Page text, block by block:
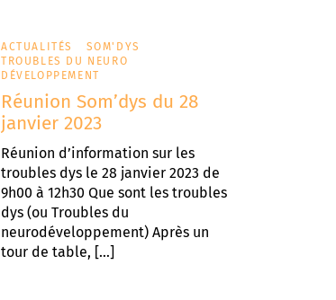
ACTUALITÉS
SOM'DYS
TROUBLES DU NEURO
DÉVELOPPEMENT
Réunion Som’dys du 28
janvier 2023
Réunion d’information sur les
troubles dys le 28 janvier 2023 de
9h00 à 12h30 Que sont les troubles
dys (ou Troubles du
neurodéveloppement) Après un
tour de table, […]